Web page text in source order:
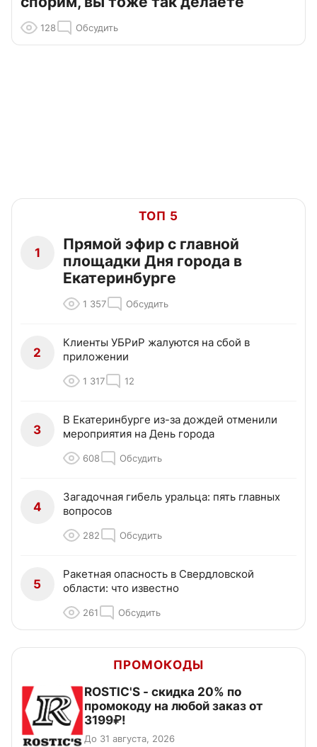
128 Обсудить
ТОП 5
1
Прямой эфир с главной
площадки Дня города в
Екатеринбурге
1 357 Обсудить
2
Клиенты УБРиР жалуются на сбой в
приложении
1 317 12
3
В Екатеринбурге из-за дождей отменили
мероприятия на День города
608 Обсудить
4
Загадочная гибель уральца: пять главных
вопросов
282 Обсудить
5
Ракетная опасность в Свердловской
области: что известно
261 Обсудить
ПРОМОКОДЫ
ROSTIC'S - скидка 20% по
промокоду на любой заказ от
3199₽!
До 31 августа, 2026